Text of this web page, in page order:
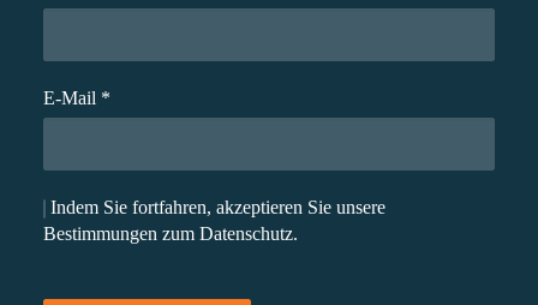
E-Mail *
Indem Sie fortfahren, akzeptieren Sie unsere
Bestimmungen zum Datenschutz.